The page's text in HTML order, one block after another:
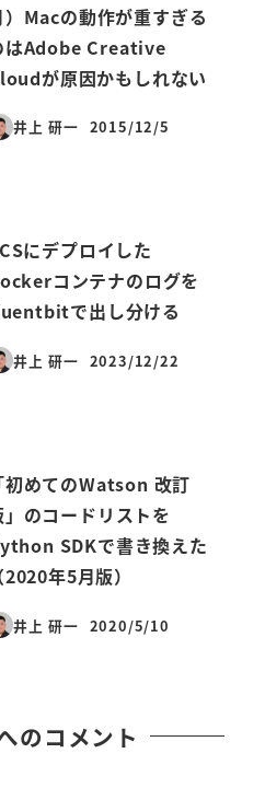
）Macの動作が重すぎる
はAdobe Creative
が原因かもしれない
井上 研一
投稿日
2015/12/5
にデプロイした
コンテナのログを
で出し分ける
井上 研一
投稿日
2023/12/22
初めてのWatson 改訂
」のコードリストを
SDKで書き換えた
2020年5月版）
井上 研一
投稿日
2020/5/10
のコメント